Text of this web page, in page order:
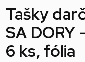
Tašky
SA DORY
6 ks, fólia